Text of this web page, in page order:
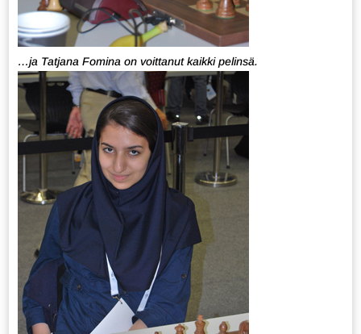
…ja Tatjana Fomina on voittanut kaikki pelinsä.